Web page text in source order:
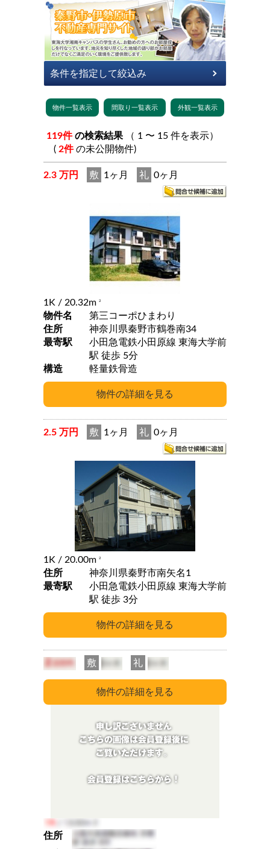
119件 の検索結果
( 2件 の未公開物件)
2.3 万円 敷 1ヶ月 礼 0ヶ月
1K / 20.32m 2
物件名
第三コーポひまわり
住所
神奈川県秦野市鶴巻南34
最寄駅
小田急電鉄小田原線 東海大学前
駅 徒歩 5分
構造
軽量鉄骨造
2.5 万円 敷 1ヶ月 礼 0ヶ月
1K / 20.00m 2
住所
神奈川県秦野市南矢名1
最寄駅
小田急電鉄小田原線 東海大学前
駅 徒歩 3分
敷 礼
住所